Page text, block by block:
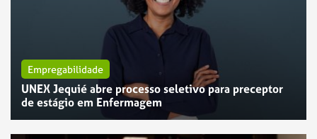
Empregabilidade
UNEX Jequié abre processo seletivo para preceptor
de estágio em Enfermagem
Empregabilidade
UNEX Feira de Santana abre vaga para Assistente de
Manutenção